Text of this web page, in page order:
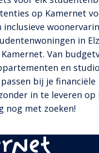
op Kamernet
inclusieve
in
Van
en
bij je financiële
in te leveren
nog met zoeken!